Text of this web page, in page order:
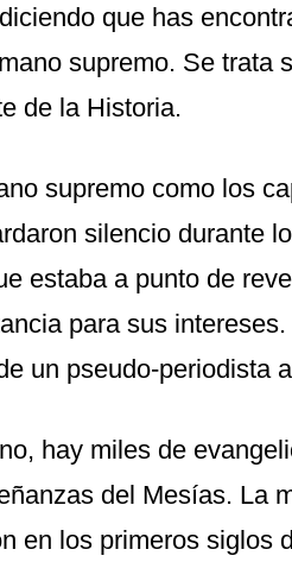
que has
supremo. Se trata
de la Historia.
supremo como los
silencio durante
estaba a punto de
para sus
un pseudo-periodista
hay miles de
del Mesías. La
en los primeros siglos